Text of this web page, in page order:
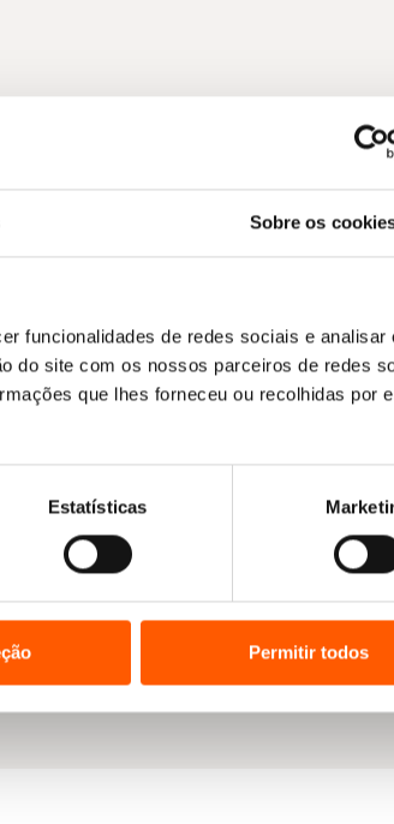
Sobre os
funcionalidades de redes sociais e analisar
do site com os nossos parceiros de redes
que lhes forneceu ou recolhidas por
Estatísticas
Permitir todos